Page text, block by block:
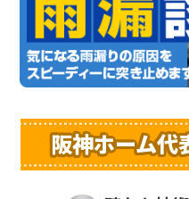
阪神ホーム代